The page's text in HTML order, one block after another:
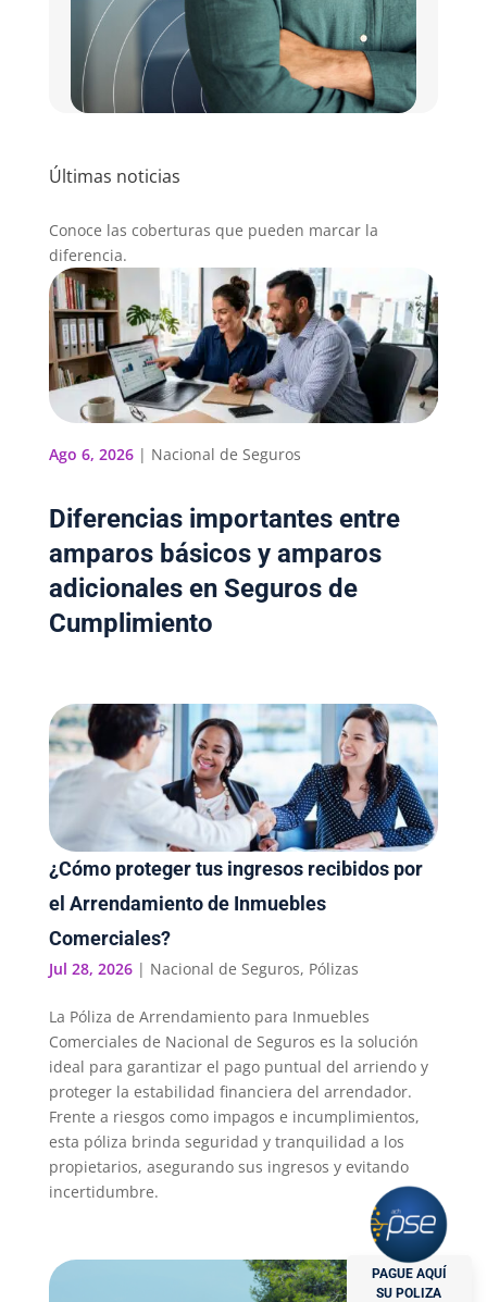
Últimas noticias
Diferencias importantes entre
amparos básicos y amparos
adicionales en Seguros de
Cumplimiento
Ago 6, 2026| Nacional de Seguros
Conoce las coberturas que pueden marcar la
diferencia.
¿Cómo proteger tus ingresos recibidos por
el Arrendamiento de Inmuebles
Comerciales?
Jul 28, 2026| Nacional de Seguros, Pólizas
La Póliza de Arrendamiento para Inmuebles
Comerciales de Nacional de Seguros es la solución
ideal para garantizar el pago puntual del arriendo y
proteger la estabilidad financiera del arrendador.
Frente a riesgos como impagos e incumplimientos,
esta póliza brinda seguridad y tranquilidad a los
propietarios, asegurando sus ingresos y evitando
incertidumbre.
PAGUE AQUÍ
SU POLIZA